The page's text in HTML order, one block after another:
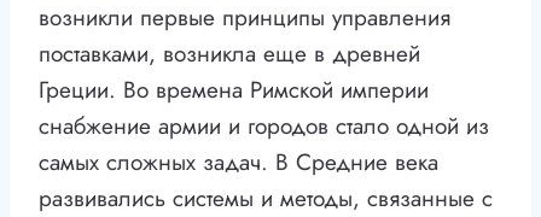
возникли первые принципы управления
поставками, возникла еще в древней
Греции. Во времена Римской империи
снабжение армии и городов стало одной из
самых сложных задач. В Средние века
развивались системы и методы, связанные с